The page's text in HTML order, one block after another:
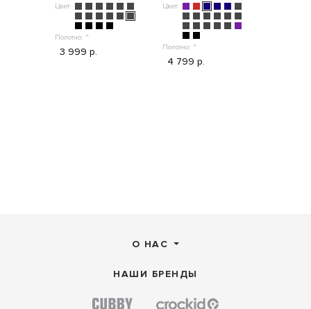
Цвет:
Полотно: "
3 999 р.
Цвет:
Полотно: "
4 799 р.
О НАС
НАШИ БРЕНДЫ